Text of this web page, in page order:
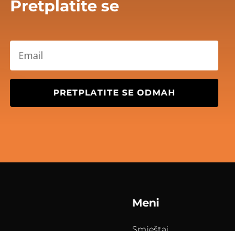
Pretplatite se
PRETPLATITE SE ODMAH
Meni